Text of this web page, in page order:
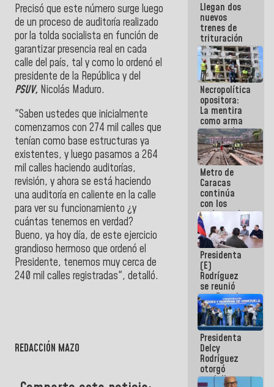
Precisó que este número surge luego
de un proceso de auditoría realizado
por la tolda socialista en función de
garantizar presencia real en cada
calle del país, tal y como lo ordenó el
presidente de la República y del
PSUV, Nicolás Maduro.
"Saben ustedes que inicialmente
comenzamos con 274 mil calles que
tenían como base estructuras ya
existentes, y luego pasamos a 264
mil calles haciendo auditorías,
revisión, y ahora se está haciendo
una auditoría en caliente en la calle
para ver su funcionamiento ¿y
cuántas tenemos en verdad?
Bueno, ya hoy día, de este ejercicio
grandioso hermoso que ordenó el
Presidente, tenemos muy cerca de
240 mil calles registradas", detalló.
REDACCIÓN MAZO
Llegan dos
nuevos
trenes de
trituración
para
optimizar
manejo de
escombros
en La Guaira
Necropolítica
opositora:
La mentira
como arma
contra el
Pueblo
Metro de
Caracas
continúa
con los
trabajos de
mantenimiento
e inspección
en la Línea 2
Presidenta
(E)
Rodríguez
se reunió
con Estado
Mayor
Eléctrico
para
abordar
planes de
acción
Presidenta
Delcy
Rodríguez
otorgó
medalla